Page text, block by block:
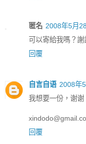
匿名 2008年5月
可以寄給我嗎？
回覆
自言自语 2008年
我想要一份，谢谢
回覆